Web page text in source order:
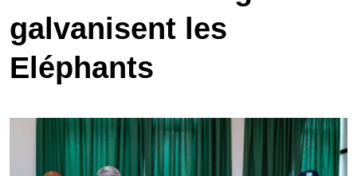
galvanisent les
Eléphants